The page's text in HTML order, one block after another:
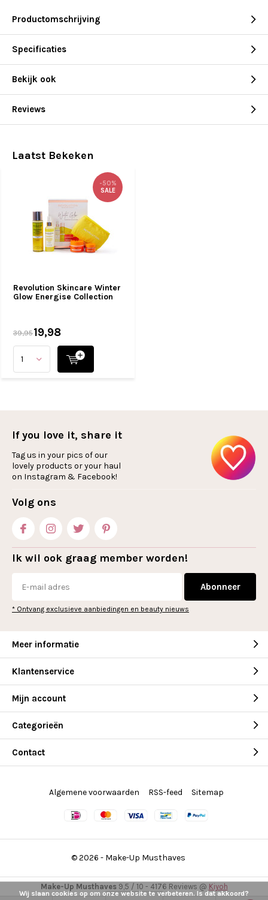
Productomschrijving
Specificaties
Bekijk ook
Reviews
Laatst Bekeken
Revolution Skincare Winter
Glow Energise Collection
-50%
SALE
39,9519,98
If you love it, share it
Tag us in your pics of our
lovely products or your haul
on Instagram & Facebook!
Volg ons
Ik wil ook graag member worden!
Abonneer
* Ontvang exclusieve aanbiedingen en beauty nieuws
Meer informatie
Klantenservice
Mijn account
Categorieën
Contact
© 2026 - Make-Up Musthaves
Algemene voorwaarden RSS-feed Sitemap
Make-Up Musthaves9,5 / 10 - 4176 Reviews @ Kiyoh
Wij slaan cookies op om onze website te verbeteren. Is dat akkoord?